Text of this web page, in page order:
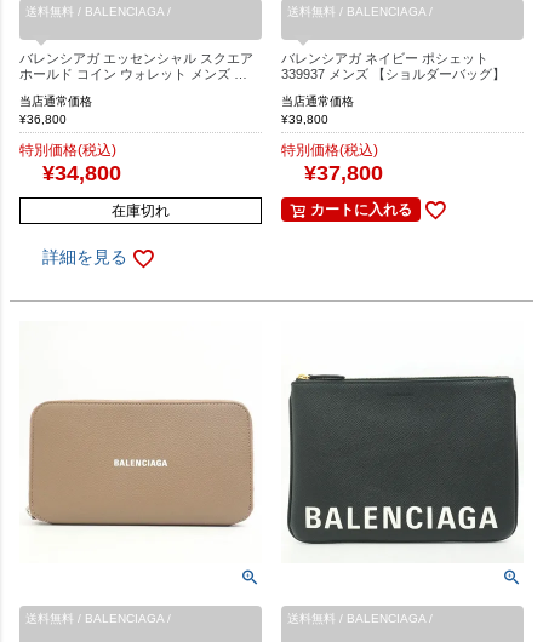
送料無料 / BALENCIAGA /
バレンシアガ エッセンシャル スクエア
ホールド コイン ウォレット メンズ …
当店通常価格
¥36,800
特別価格(税込)
¥34,800
在庫切れ
詳細を見る
送料無料 / BALENCIAGA /
バレンシアガ ネイビー ポシェット
339937 メンズ 【ショルダーバッグ】
当店通常価格
¥39,800
特別価格(税込)
¥37,800
カートに入れる
送料無料 / BALENCIAGA / 送料無料 / BALENCIAGA /